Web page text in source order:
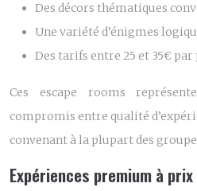
Des décors thématiques
Une variété d’énigmes
Des tarifs entre 25 et 35€ par
Ces escape rooms
compromis entre qualité
convenant à la plupart des
Expériences premium à